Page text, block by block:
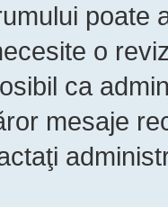
poate
o
ca
mesaje